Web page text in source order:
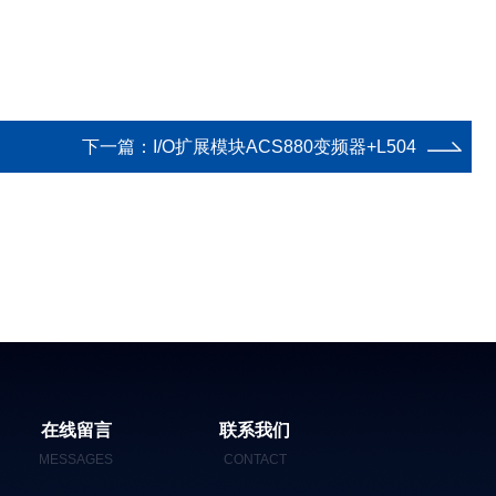
下一篇： I/O扩展模块ACS880变频器+L504
在线留言
MESSAGES
联系我们
CONTACT